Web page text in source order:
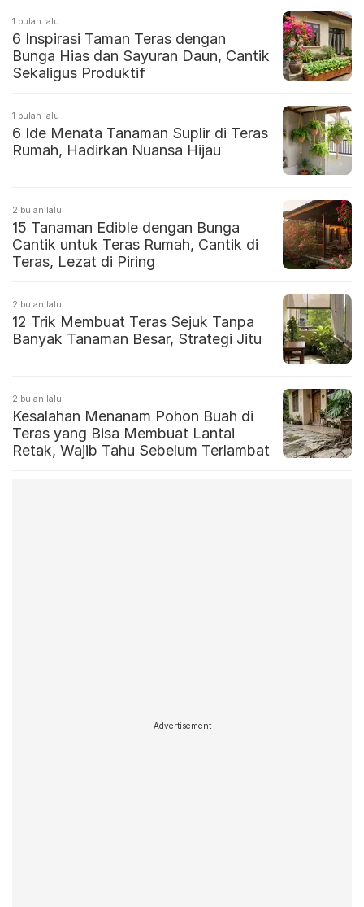
1 bulan lalu
6 Inspirasi Taman Teras dengan
Bunga Hias dan Sayuran Daun, Cantik
Sekaligus Produktif
1 bulan lalu
6 Ide Menata Tanaman Suplir di Teras
Rumah, Hadirkan Nuansa Hijau
2 bulan lalu
15 Tanaman Edible dengan Bunga
Cantik untuk Teras Rumah, Cantik di
Teras, Lezat di Piring
2 bulan lalu
12 Trik Membuat Teras Sejuk Tanpa
Banyak Tanaman Besar, Strategi Jitu
2 bulan lalu
Kesalahan Menanam Pohon Buah di
Teras yang Bisa Membuat Lantai
Retak, Wajib Tahu Sebelum Terlambat
Advertisement